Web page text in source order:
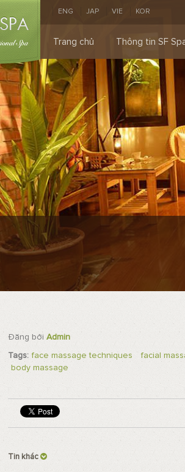
ENG JAP VIE KOR
Trang chủ Thông tin SF
Đăng bởi Admin
Tags: face massage techniques facial
body massage
Tin khác